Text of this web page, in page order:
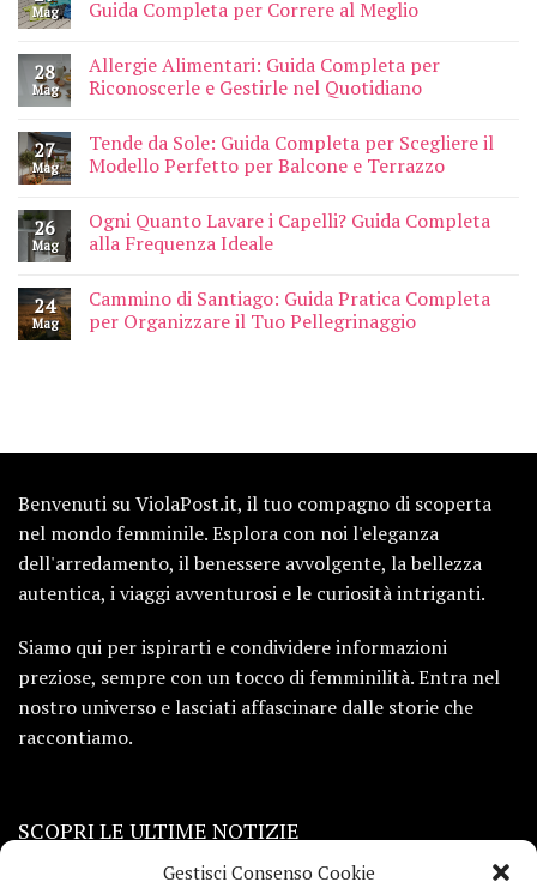
Gestisci Consenso Cookie
Mag
Guida Completa per Correre al Meglio
28
Mag
Allergie Alimentari: Guida Completa per
Riconoscerle e Gestirle nel Quotidiano
27
Mag
Tende da Sole: Guida Completa per Scegliere il
Modello Perfetto per Balcone e Terrazzo
26
Mag
Ogni Quanto Lavare i Capelli? Guida Completa
alla Frequenza Ideale
24
Mag
Cammino di Santiago: Guida Pratica Completa
per Organizzare il Tuo Pellegrinaggio
Benvenuti su ViolaPost.it, il tuo compagno di scoperta
nel mondo femminile. Esplora con noi l'eleganza
dell'arredamento, il benessere avvolgente, la bellezza
autentica, i viaggi avventurosi e le curiosità intriganti.
Siamo qui per ispirarti e condividere informazioni
preziose, sempre con un tocco di femminilità. Entra nel
nostro universo e lasciati affascinare dalle storie che
raccontiamo.
SCOPRI LE ULTIME NOTIZIE